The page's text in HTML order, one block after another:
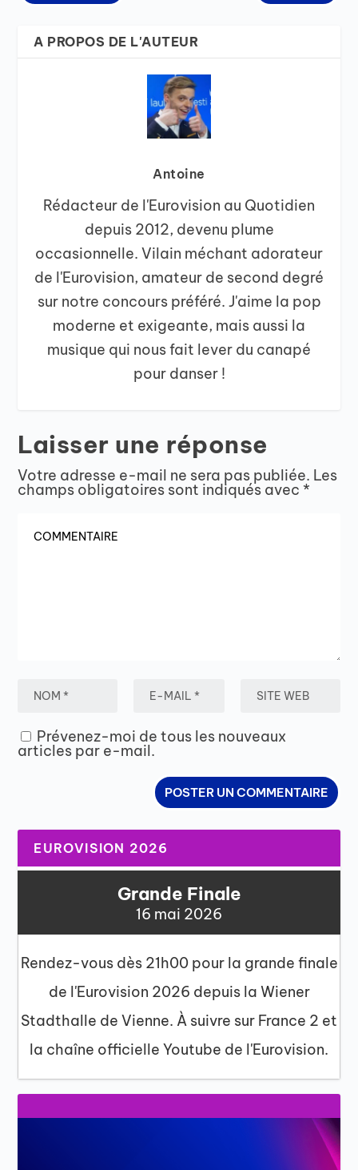
A PROPOS DE L'AUTEUR
Antoine
Rédacteur de l'Eurovision au Quotidien
depuis 2012, devenu plume
occasionnelle. Vilain méchant adorateur
de l'Eurovision, amateur de second degré
sur notre concours préféré. J'aime la pop
moderne et exigeante, mais aussi la
musique qui nous fait lever du canapé
pour danser !
Laisser une réponse
Votre adresse e-mail ne sera pas publiée. Les
champs obligatoires sont indiqués avec *
Prévenez-moi de tous les nouveaux
articles par e-mail.
EUROVISION 2026
Grande Finale
16 mai 2026
Rendez-vous dès 21h00 pour la grande finale
de l'Eurovision 2026 depuis la Wiener
Stadthalle de Vienne. À suivre sur France 2 et
la chaîne officielle Youtube de l'Eurovision.